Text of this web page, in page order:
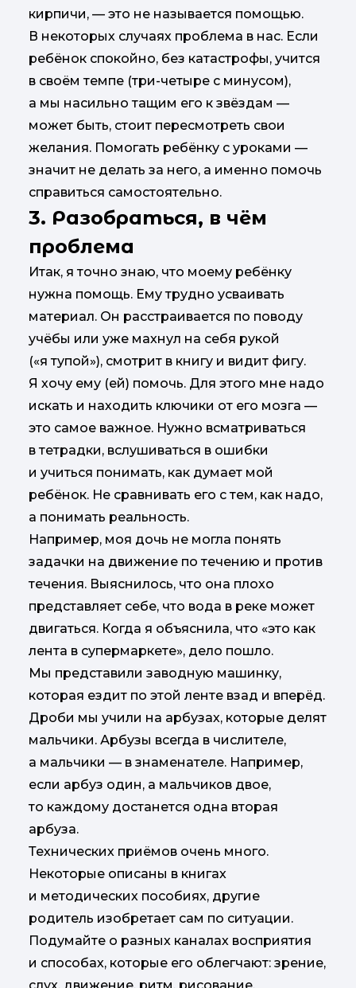
кирпичи, — это не называется помощью.
В некоторых случаях проблема в нас. Если
ребёнок спокойно, без катастрофы, учится
в своём темпе (три-четыре с минусом),
а мы насильно тащим его к звёздам —
может быть, стоит пересмотреть свои
желания. Помогать ребёнку с уроками —
значит не делать за него, а именно помочь
справиться самостоятельно.
3. Разобраться, в чём
проблема
Итак, я точно знаю, что моему ребёнку
нужна помощь. Ему трудно усваивать
материал. Он расстраивается по поводу
учёбы или уже махнул на себя рукой
(«я тупой»), смотрит в книгу и видит фигу.
Я хочу ему (ей) помочь. Для этого мне надо
искать и находить ключики от его мозга —
это самое важное. Нужно всматриваться
в тетрадки, вслушиваться в ошибки
и учиться понимать, как думает мой
ребёнок. Не сравнивать его с тем, как надо,
а понимать реальность.
Например, моя дочь не могла понять
задачки на движение по течению и против
течения. Выяснилось, что она плохо
представляет себе, что вода в реке может
двигаться. Когда я объяснила, что «это как
лента в супермаркете», дело пошло.
Мы представили заводную машинку,
которая ездит по этой ленте взад и вперёд.
Дроби мы учили на арбузах, которые делят
мальчики. Арбузы всегда в числителе,
а мальчики — в знаменателе. Например,
если арбуз один, а мальчиков двое,
то каждому достанется одна вторая
арбуза.
Технических приёмов очень много.
Некоторые описаны в книгах
и методических пособиях, другие
родитель изобретает сам по ситуации.
Подумайте о разных каналах восприятия
и способах, которые его облегчают: зрение,